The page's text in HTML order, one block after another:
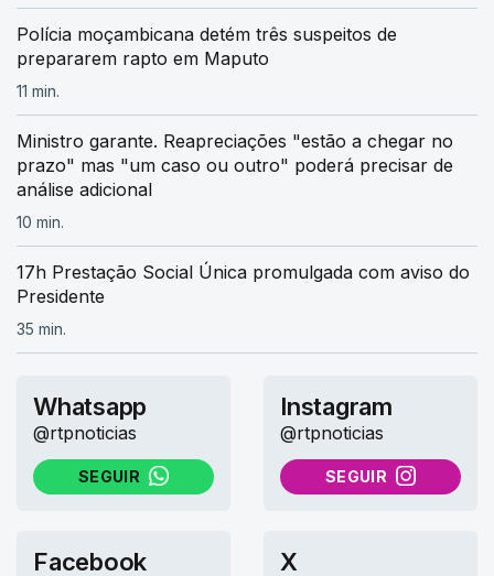
Polícia moçambicana detém três suspeitos de
prepararem rapto em Maputo
11 min.
Ministro garante. Reapreciações "estão a chegar no
prazo" mas "um caso ou outro" poderá precisar de
análise adicional
10 min.
17h Prestação Social Única promulgada com aviso do
Presidente
35 min.
Whatsapp
@rtpnoticias
SEGUIR
NO WHATSAPP
Instagram
@rtpnoticias
SEGUIR
NO INSTAGRAM
Facebook X